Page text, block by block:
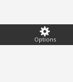
Options